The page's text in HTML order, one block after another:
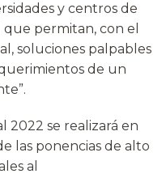
y centros de
permitan, con el
soluciones palpables
de un
2022 se realizará en
las ponencias de alto
al